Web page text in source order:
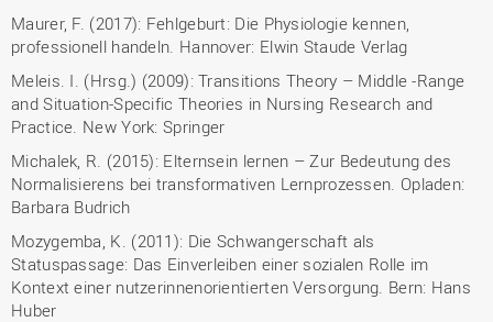
Maurer, F. (2017): Fehlgeburt: Die Physiologie kennen,
professionell handeln. Hannover: Elwin Staude Verlag
Meleis. I. (Hrsg.) (2009): Transitions Theory – Middle -Range
and Situation-Specific Theories in Nursing Research and
Practice. New York: Springer
Michalek, R. (2015): Elternsein lernen – Zur Bedeutung des
Normalisierens bei transformativen Lernprozessen. Opladen:
Barbara Budrich
Mozygemba, K. (2011): Die Schwangerschaft als
Statuspassage: Das Einverleiben einer sozialen Rolle im
Kontext einer nutzerinnenorientierten Versorgung. Bern: Hans
Huber